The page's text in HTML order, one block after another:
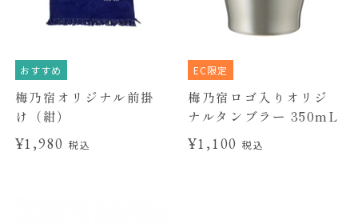
おすすめ
梅乃宿オリジナル前掛
け（紺）
¥1,980税込
EC限定
梅乃宿ロゴ入りオリジ
ナルタンブラー 350mL
¥1,100 税込